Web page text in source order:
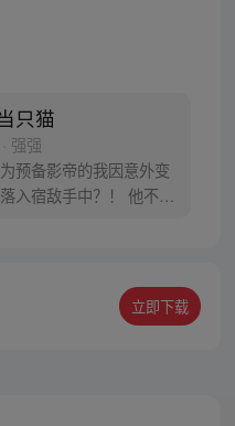
只猫
强强
预备影帝的我因意外变
入宿敌手中？！ 他不明
立即下载